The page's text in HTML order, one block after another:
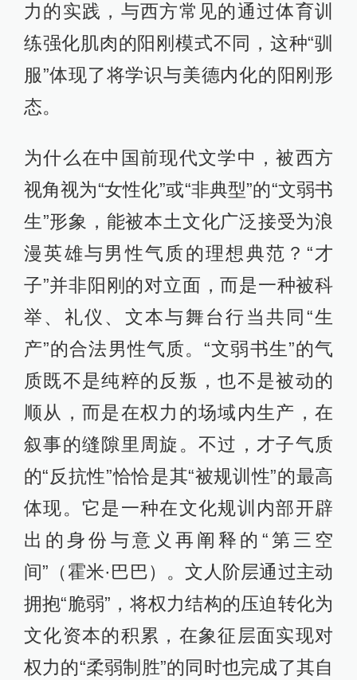
力的实践，与西方常见的通过体育训
练强化肌肉的阳刚模式不同，这种“驯
服”体现了将学识与美德内化的阳刚形
态。
为什么在中国前现代文学中，被西方
视角视为“女性化”或“非典型”的“文弱书
生”形象，能被本土文化广泛接受为浪
漫英雄与男性气质的理想典范？“才
子”并非阳刚的对立面，而是一种被科
举、礼仪、文本与舞台行当共同“生
产”的合法男性气质。“文弱书生”的气
质既不是纯粹的反叛，也不是被动的
顺从，而是在权力的场域内生产，在
叙事的缝隙里周旋。不过，才子气质
的“反抗性”恰恰是其“被规训性”的最高
体现。它是一种在文化规训内部开辟
出的身份与意义再阐释的“第三空
间”（霍米·巴巴）。文人阶层通过主动
拥抱“脆弱”，将权力结构的压迫转化为
文化资本的积累，在象征层面实现对
权力的“柔弱制胜”的同时也完成了其自